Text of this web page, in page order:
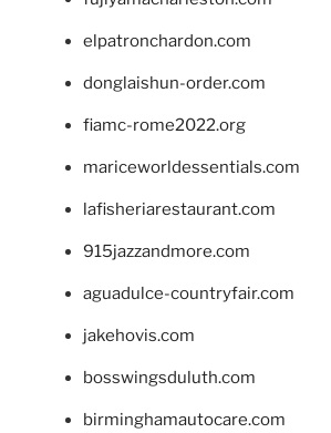
elpatronchardon.com
donglaishun-order.com
fiamc-rome2022.org
mariceworldessentials.com
lafisheriarestaurant.com
915jazzandmore.com
aguadulce-countryfair.com
jakehovis.com
bosswingsduluth.com
birminghamautocare.com